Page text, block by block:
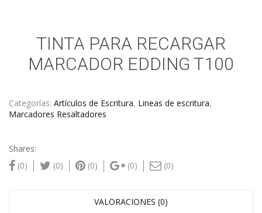
TINTA PARA RECARGAR
MARCADOR EDDING T100
Categorías: Artículos de Escritura, Lineas de escritura,
Marcadores Resaltadores
Shares:
(0)
(0) (0) (0) (0)
VALORACIONES (0)